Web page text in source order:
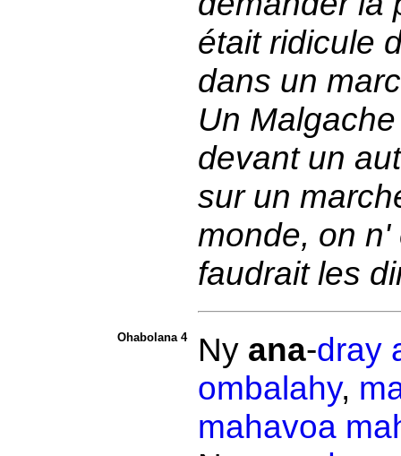
était ridicule
dans un
Un
devant un
sur un
monde, on n'
faudrait les
Ohabolana 4 Ny ana-dray
ombalahy,
mahavoa